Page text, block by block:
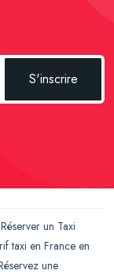
S'inscrire
Réserver un Taxi
taxi en France en
une